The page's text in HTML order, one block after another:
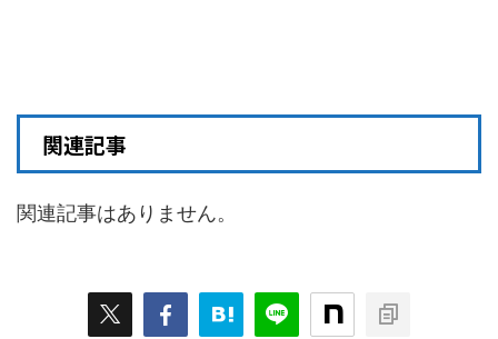
関連記事
関連記事はありません。